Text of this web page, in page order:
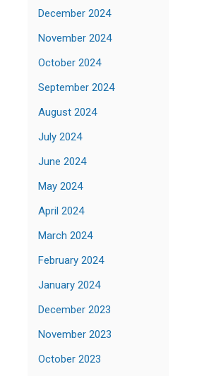
December 2024
November 2024
October 2024
September 2024
August 2024
July 2024
June 2024
May 2024
April 2024
March 2024
February 2024
January 2024
December 2023
November 2023
October 2023